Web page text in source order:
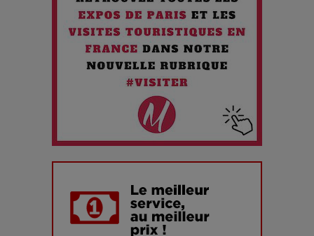
Chien 51 - Quand l’IA prend le pouvoir : une plongée dans un
futur troublant
Maïra Kerey, la “voix d’or du Kazakhstan”, célèbre ses 30
ans de carrière à la Salle Gaveau
Les dessous de la fast fashion : un désastre écologique en
7 Techniques Secrètes des Photographes de Stars
Adieu Jean-Pat : rire au bord du précipice